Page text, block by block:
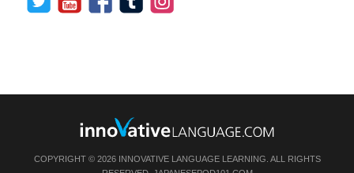
COPYRIGHT © 2026 INNOVATIVE LANGUAGE LEARNING. ALL RIGHTS